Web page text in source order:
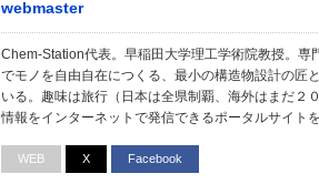
webmaster
Chem-Station代表。早稲田大学理工学術院教授。
でモノを自由自在につくる、最小の構造物設計の匠
いる。趣味は旅行（日本は全県制覇、海外はまだ２
情報をインターネットで発信できるポータルサイトを
WEB X Facebook